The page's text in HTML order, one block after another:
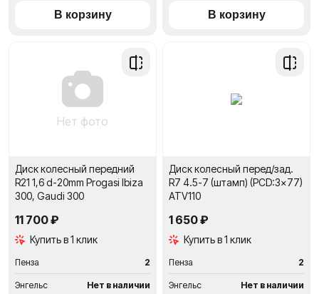
Добавить
Нет фото
Диск колесный передний
R21 1,6 d-20mm Progasi Ibiza
300, Gaudi 300
11 700 ₽
Купить в 1 клик
Пенза 2
Энгельс Нет в наличии
Диск колесный перед/зад.
R7 4.5-7 (штамп) (PCD:3x77)
ATV110
1 650 ₽
Купить в 1 клик
Пенза 2
Энгельс Нет в наличии